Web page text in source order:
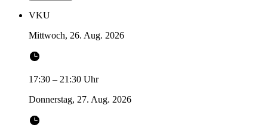
VKU
Mittwoch, 26. Aug. 2026
17:30 – 21:30 Uhr
Donnerstag, 27. Aug. 2026